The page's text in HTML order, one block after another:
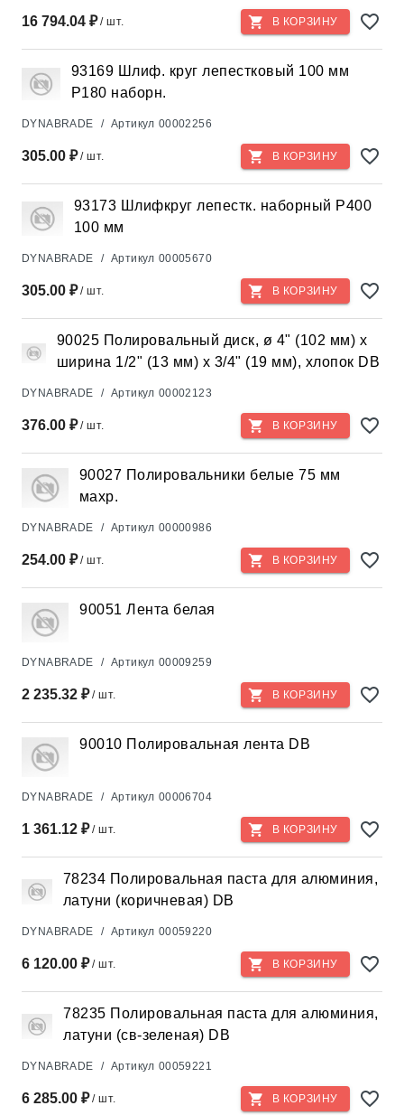
16 794.04 ₽/ шт. В КОРЗИНУ
93169 Шлиф. круг лепестковый 100 мм
Р180 наборн.
DYNABRADE / Артикул 00002256
305.00 ₽/ шт. В КОРЗИНУ
93173 Шлифкруг лепестк. наборный Р400
100 мм
DYNABRADE / Артикул 00005670
305.00 ₽/ шт. В КОРЗИНУ
90025 Полировальный диск, ø 4" (102 мм) x
ширина 1/2" (13 мм) x 3/4" (19 мм), хлопок DB
DYNABRADE / Артикул 00002123
376.00 ₽/ шт. В КОРЗИНУ
90027 Полировальники белые 75 мм
махр.
DYNABRADE / Артикул 00000986
254.00 ₽/ шт. В КОРЗИНУ
90051 Лента белая
DYNABRADE / Артикул 00009259
2 235.32 ₽/ шт. В КОРЗИНУ
90010 Полировальная лента DB
DYNABRADE / Артикул 00006704
1 361.12 ₽/ шт. В КОРЗИНУ
78234 Полировальная паста для алюминия,
латуни (коричневая) DB
DYNABRADE / Артикул 00059220
6 120.00 ₽/ шт. В КОРЗИНУ
78235 Полировальная паста для алюминия,
латуни (св-зеленая) DB
DYNABRADE / Артикул 00059221
6 285.00 ₽/ шт. В КОРЗИНУ